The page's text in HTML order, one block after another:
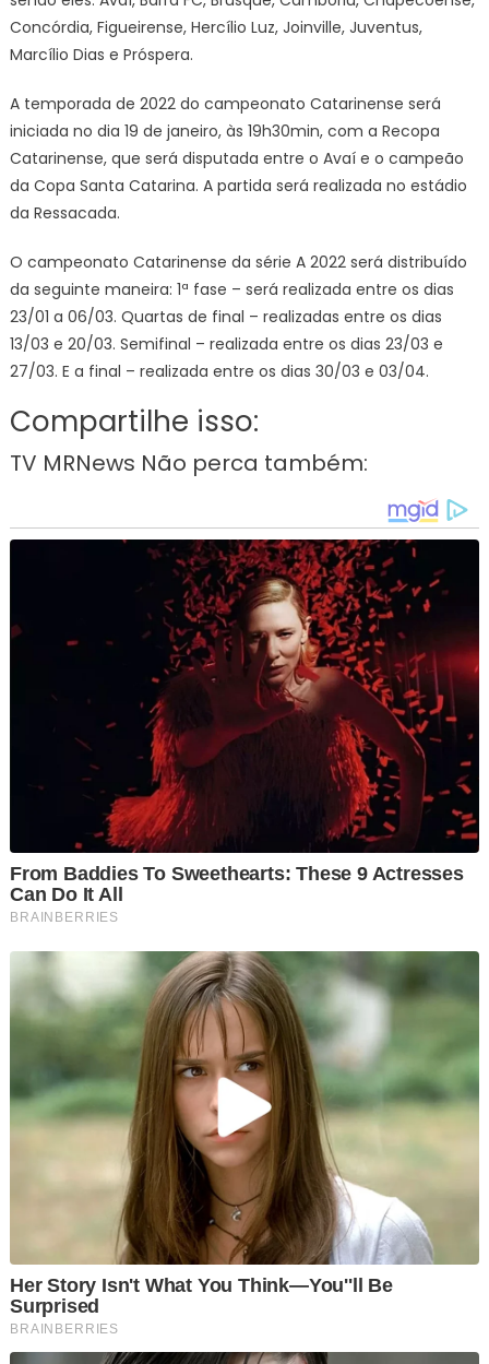
Concórdia, Figueirense, Hercílio Luz, Joinville, Juventus,
Marcílio Dias e Próspera.
A temporada de 2022 do campeonato Catarinense será
iniciada no dia 19 de janeiro, às 19h30min, com a Recopa
Catarinense, que será disputada entre o Avaí e o campeão
da Copa Santa Catarina. A partida será realizada no estádio
da Ressacada.
O campeonato Catarinense da série A 2022 será distribuído
da seguinte maneira: 1ª fase – será realizada entre os dias
23/01 a 06/03. Quartas de final – realizadas entre os dias
13/03 e 20/03. Semifinal – realizada entre os dias 23/03 e
27/03. E a final – realizada entre os dias 30/03 e 03/04.
Compartilhe isso:
TV MRNews Não perca também: